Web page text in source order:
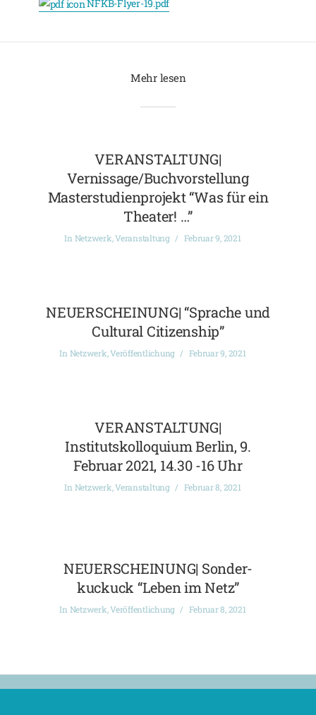
NFKB-Flyer-19.pdf
Mehr lesen
VERANSTALTUNG|
Vernissage/Buchvorstellung
Masterstudienprojekt “Was für ein
Theater! …”
InNetzwerk,Veranstaltung Februar 9, 2021
NEUERSCHEINUNG| “Sprache und
Cultural Citizenship”
InNetzwerk,Veröffentlichung Februar 9, 2021
VERANSTALTUNG|
Institutskolloquium Berlin, 9.
Februar 2021, 14.30 -16 Uhr
InNetzwerk,Veranstaltung Februar 8, 2021
NEUERSCHEINUNG| Sonder-
kuckuck “Leben im Netz”
InNetzwerk,Veröffentlichung Februar 8, 2021